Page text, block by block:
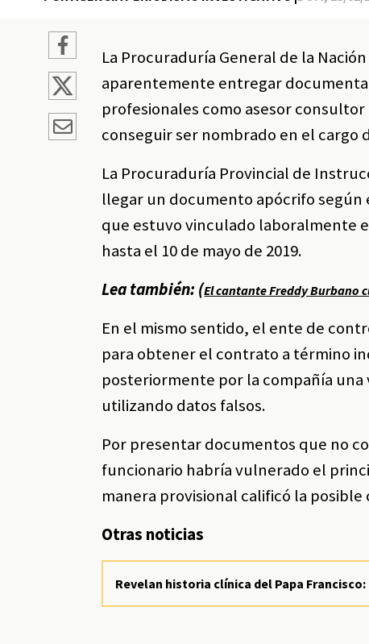
La Procuraduría General de la
aparentemente entregar
profesionales como asesor
conseguir ser nombrado en el cargo
La Procuraduría Provincial de
llegar un documento apócrifo
que estuvo vinculado laboralmente
hasta el 10 de mayo de 2019.
Lea también: (El cantante Freddy Burbano
En el mismo sentido, el ente de
para obtener el contrato a término
posteriormente por la compañía
utilizando datos falsos.
Por presentar documentos que no
funcionario habría vulnerado el
manera provisional calificó la
Otras noticias
Revelan historia clínica del Papa